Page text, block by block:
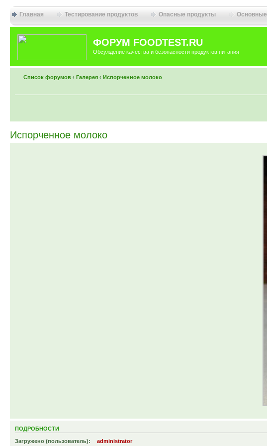
Главная Тестирование продуктов Опасные продукты
ФОРУМ FOODTEST.RU
Обсуждение качества и безопасности продуктов питания
Список форумов ‹ Галерея ‹ Испорченное молоко
Испорченное молоко
ПОДРОБНОСТИ
Загружено (пользователь): administrator